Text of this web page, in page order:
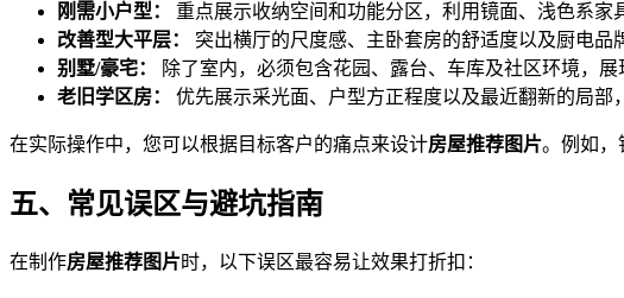
刚需小户型：
重点展示收纳空间和功能分区，利用镜面、浅色系家
改善型大平层：
突出横厅的尺度感、主卧套房的舒适度以及厨电品
别墅/豪宅：
除了室内，必须包含花园、露台、车库及社区环境，展
老旧学区房：
优先展示采光面、户型方正程度以及最近翻新的局部
在实际操作中，您可以根据目标客户的痛点来设计房屋推荐图片。例如，
五、常见误区与避坑指南
在制作房屋推荐图片时，以下误区最容易让效果打折扣：